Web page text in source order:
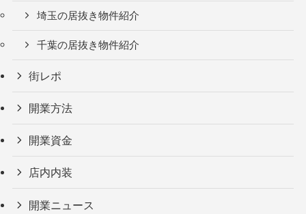
埼玉の居抜き物件紹介
千葉の居抜き物件紹介
街レポ
開業方法
開業資金
店内内装
開業ニュース